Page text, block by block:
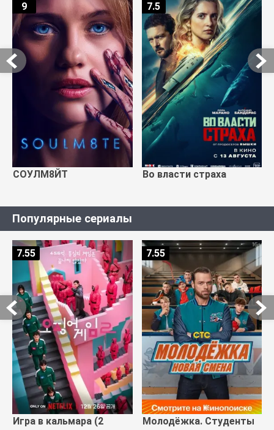
СОУЛМ8ЙТ
9
Во власти страха
7.5
Популярные сериалы
Игра в кальмара (2
7.55
Молодёжка. Студенты
7.55